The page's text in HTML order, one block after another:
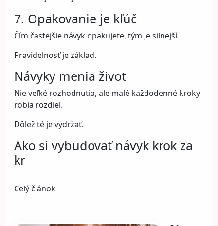
7. Opakovanie je kľúč
Čím častejšie návyk opakujete, tým je silnejší.
Pravidelnosť je základ.
Návyky menia život
Nie veľké rozhodnutia, ale malé každodenné kroky
robia rozdiel.
Dôležité je vydržať.
Ako si vybudovať návyk krok za
kr
Celý článok